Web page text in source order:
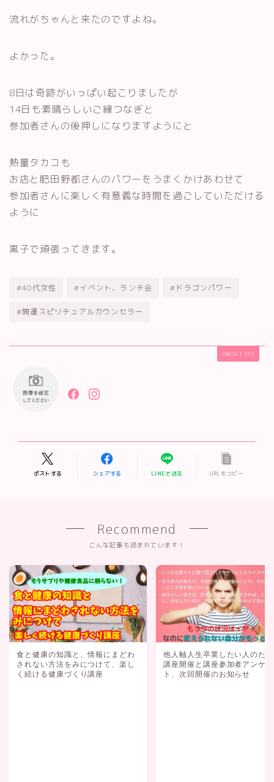
流れがちゃんと来たのですよね。
よかった。
8日は奇跡がいっぱい起こりましたが
14日も素晴らしいご縁つなぎと
参加者さんの後押しになりますようにと
熱量タカコも
お店と肥田野都さんのパワーをうまくかけあわせて
参加者さんに楽しく有意義な時間を過ごしていただける
ように
黒子で頑張ってきます。
#40代女性 #イベント、ランチ会 #ドラゴンパワー
#開運スピリチュアルカウンセラー
ABOUT ME
ポストする シェアする LINEで送る URLをコピー
Recommend
こんな記事も読まれています！
食と健康の知識と、情報にまどわ
されない方法をみにつけて、楽し
く続ける健康づくり講座
他人軸人生卒業したい人のた
講座開催と講座参加者アンケー
ト、次回開催のお知らせ